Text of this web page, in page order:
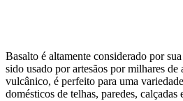
Basalto é altamente considerado por
sido usado por artesãos por milhares
vulcânico, é perfeito para uma
domésticos de telhas, paredes, calçadas